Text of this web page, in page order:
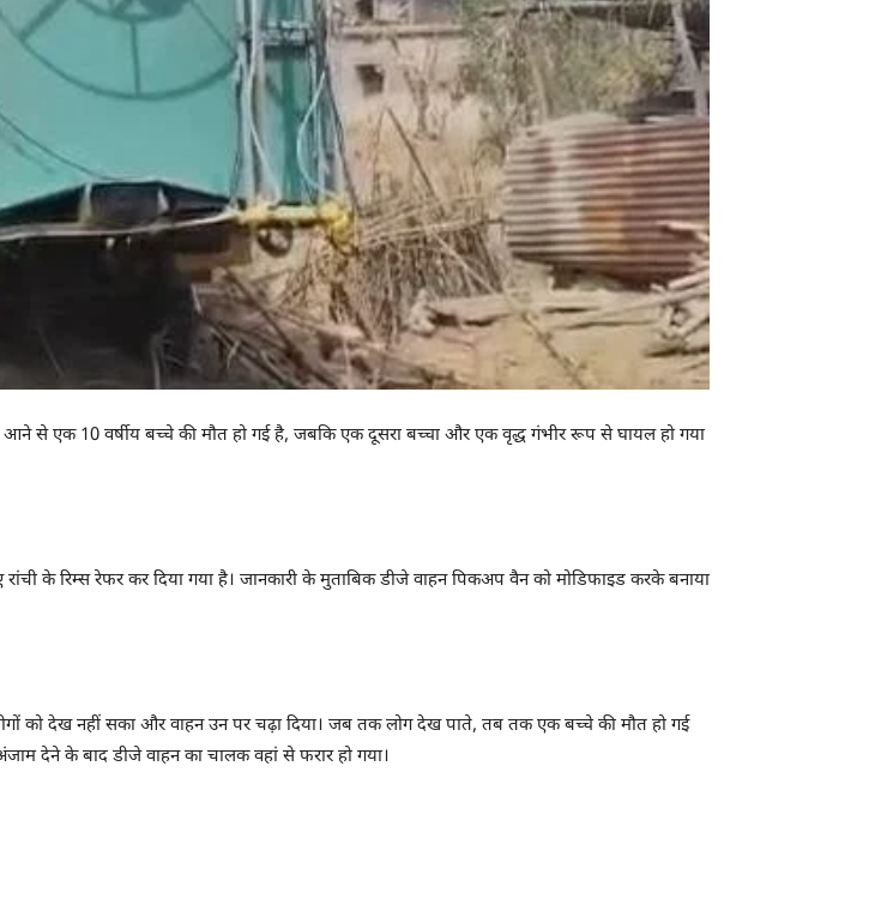
आने से एक 10 वर्षीय बच्चे की मौत हो गई है, जबकि एक दूसरा बच्चा और एक वृद्ध गंभीर रूप से घायल हो गया
के रिम्स रेफर कर दिया गया है। जानकारी के मुताबिक डीजे वाहन पिकअप वैन को मोडिफाइड करके बनाया
को देख नहीं सका और वाहन उन पर चढ़ा दिया। जब तक लोग देख पाते, तब तक एक बच्चे की मौत हो गई
देने के बाद डीजे वाहन का चालक वहां से फरार हो गया।